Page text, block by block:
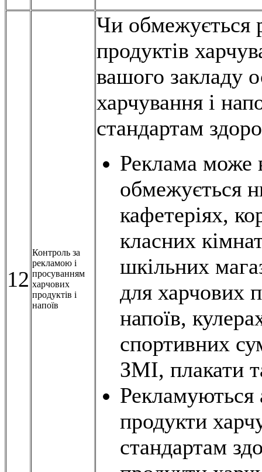
12
Контроль за
рекламою і
просуванням
харчових
продуктів і
напоїв
Чи обмежується
продуктів
вашого закладу
харчування і
стандартам
Реклама може
обмежується
кафетеріях,
класних
шкільних
для харчових
напоїв,
спортивних
ЗМІ, плакати
Рекламуються
продукти
стандартам